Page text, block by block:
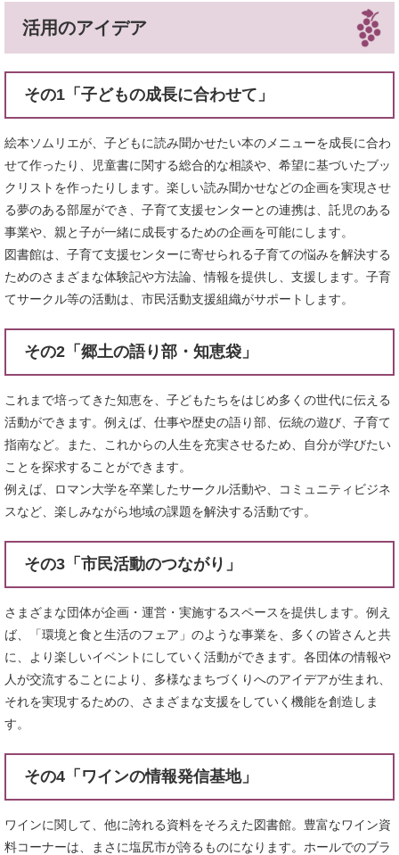
活用のアイデア
その1「子どもの成長に合わせて」
絵本ソムリエが、子どもに読み聞かせたい本のメニューを成長に合わ
せて作ったり、児童書に関する総合的な相談や、希望に基づいたブッ
クリストを作ったりします。楽しい読み聞かせなどの企画を実現させ
る夢のある部屋ができ、子育て支援センターとの連携は、託児のある
事業や、親と子が一緒に成長するための企画を可能にします。
図書館は、子育て支援センターに寄せられる子育ての悩みを解決する
ためのさまざまな体験記や方法論、情報を提供し、支援します。子育
てサークル等の活動は、市民活動支援組織がサポートします。
その2「郷土の語り部・知恵袋」
これまで培ってきた知恵を、子どもたちをはじめ多くの世代に伝える
活動ができます。例えば、仕事や歴史の語り部、伝統の遊び、子育て
指南など。また、これからの人生を充実させるため、自分が学びたい
ことを探求することができます。
例えば、ロマン大学を卒業したサークル活動や、コミュニティビジネ
スなど、楽しみながら地域の課題を解決する活動です。
その3「市民活動のつながり」
さまざまな団体が企画・運営・実施するスペースを提供します。例え
ば、「環境と食と生活のフェア」のような事業を、多くの皆さんと共
に、より楽しいイベントにしていく活動ができます。各団体の情報や
人が交流することにより、多様なまちづくりへのアイデアが生まれ、
それを実現するための、さまざまな支援をしていく機能を創造しま
す。
その4「ワインの情報発信基地」
ワインに関して、他に誇れる資料をそろえた図書館。豊富なワイン資
料コーナーは、まさに塩尻市が誇るものになります。ホールでのブラ